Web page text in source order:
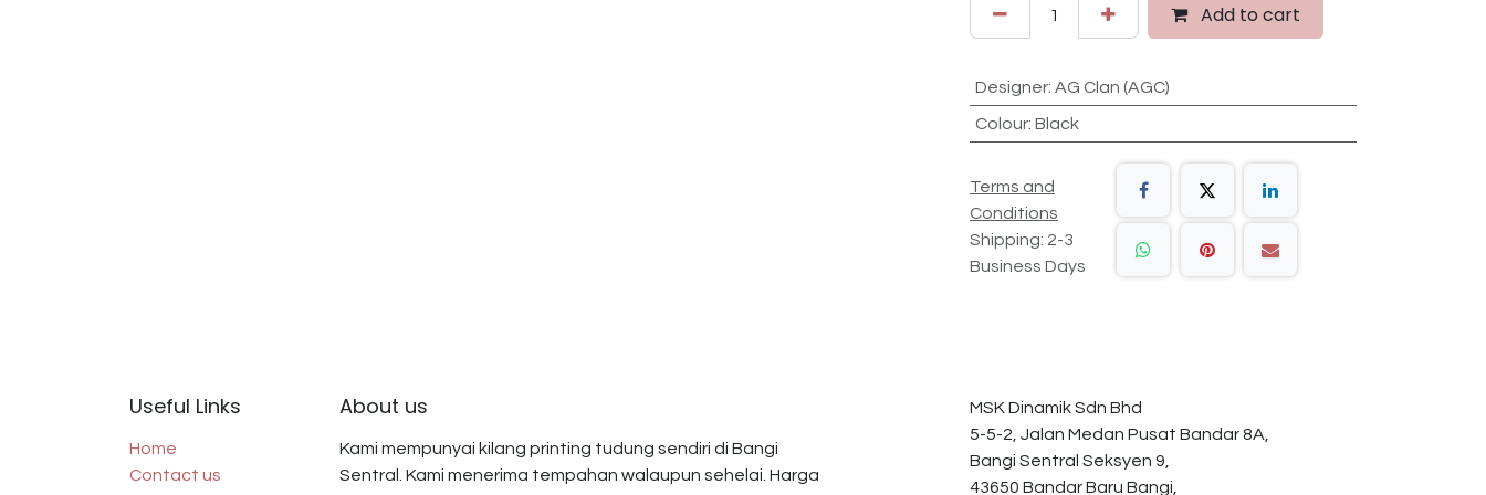
Add to cart
Designer: AG Clan (AGC)
Colour: Black
Terms and
Conditions
Shipping: 2-3
Business Days
Useful Links
Home
Contact us
About us
Kami mempunyai kilang printing tudung sendiri di Bangi
Sentral. Kami menerima tempahan walaupun sehelai. Harga
MSK Dinamik Sdn Bhd
5-5-2, Jalan Medan Pusat Bandar 8A,
Bangi Sentral Seksyen 9,
43650 Bandar Baru Bangi,